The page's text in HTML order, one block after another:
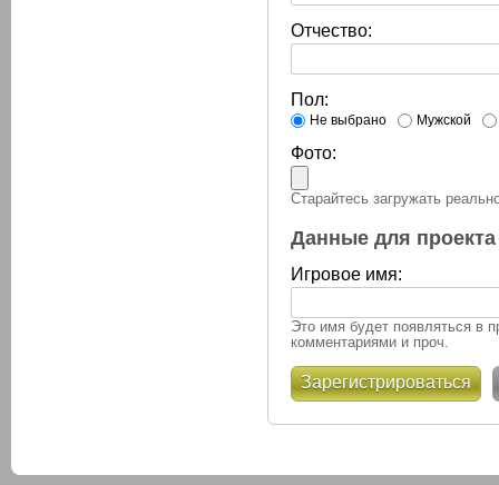
Отчество:
Пол:
Не выбрано Мужской
Фото:
Старайтесь загружать
Данные для
Игровое имя:
Это имя будет появляться в
комментариями и проч.
Зарегистрироваться